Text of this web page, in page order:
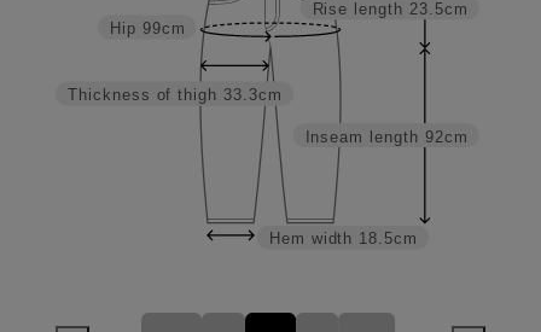
Inseam length 92cm
Rise length 23.5cm
Hem width 18.5cm
Thickness of thigh 33.3cm
Hip 99cm